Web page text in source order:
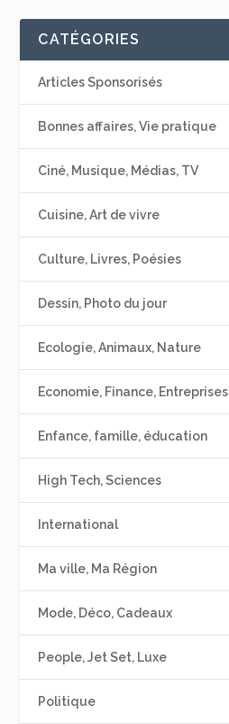
CATÉGORIES
Articles Sponsorisés
Bonnes affaires, Vie pratique
Ciné, Musique, Médias, TV
Cuisine, Art de vivre
Culture, Livres, Poésies
Dessin, Photo du jour
Ecologie, Animaux, Nature
Economie, Finance, Entreprises
Enfance, famille, éducation
High Tech, Sciences
International
Ma ville, Ma Région
Mode, Déco, Cadeaux
People, Jet Set, Luxe
Politique